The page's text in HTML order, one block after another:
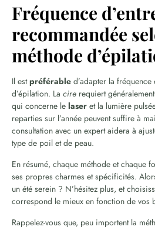
Fréquence
recommandée
méthode
Il estpréférable d’adapter la fréquence
d’épilation. La cire requiert
qui concerne le laser et la lumière
reparties sur l’année peuvent suffire à
consultation avec un expert aidera à
type de poil et de peau.
En résumé, chaque méthode et chaque
ses propres charmes et spécificités.
un été serein ? N’hésitez plus, et
correspond le mieux en fonction de vos
Rappelez-vous que, peu importent la